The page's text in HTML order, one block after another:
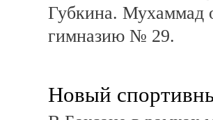
Губкина. Мухаммад
гимназию № 29.
Новый